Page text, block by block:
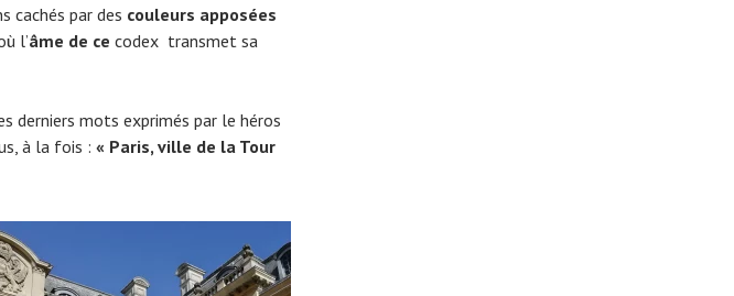
cachés par des couleurs apposées
l’âme de ce codex transmet sa
derniers mots exprimés par le héros
à la fois : « Paris, ville de la Tour